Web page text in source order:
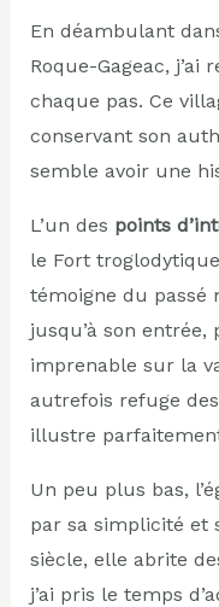
En déambulant
Roque-Gageac, j’ai
chaque pas. Ce
conservant son
semble avoir une
L’un des points
le Fort
témoigne du passé
jusqu’à son entrée,
imprenable sur la
autrefois refuge
illustre
Un peu plus bas,
par sa simplicité et
siècle, elle abrite
j’ai pris le temps